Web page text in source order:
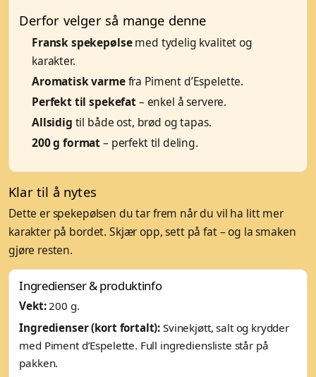
Derfor velger så mange denne
Fransk spekepølsemed tydelig kvalitet og
karakter.
Aromatisk varmefra Piment d’Espelette.
Perfekt til spekefat– enkel å servere.
Allsidig til både ost, brød og tapas.
200 g format– perfekt til deling.
Klar til å nytes
Dette er spekepølsen du tar frem når du vil ha litt mer
karakter på bordet. Skjær opp, sett på fat – og la smaken
gjøre resten.
Ingredienser & produktinfo
Vekt:200 g.
Ingredienser (kort fortalt): Svinekjøtt, salt og krydder
med Piment d’Espelette. Full ingrediensliste står på
pakken.